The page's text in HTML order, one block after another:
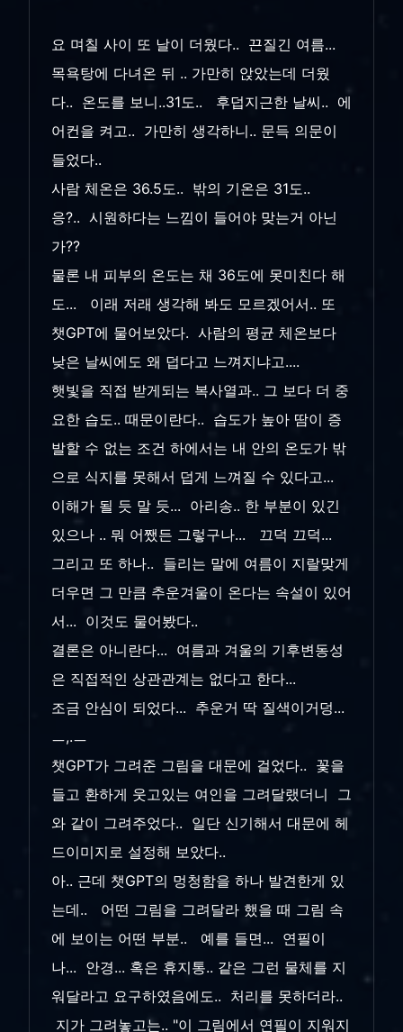
요 며칠 사이 또 날이 더웠다.. 끈질긴 여름...
목욕탕에 다녀온 뒤 .. 가만히 앉았는데 더웠
다.. 온도를 보니..31도.. 후덥지근한 날씨.. 에
어컨을 켜고.. 가만히 생각하니.. 문득 의문이
들었다..
사람 체온은 36.5도.. 밖의 기온은 31도..
응?.. 시원하다는 느낌이 들어야 맞는거 아닌
가??
물론 내 피부의 온도는 채 36도에 못미친다 해
도... 이래 저래 생각해 봐도 모르겠어서.. 또
챗GPT에 물어보았다. 사람의 평균 체온보다
낮은 날씨에도 왜 덥다고 느껴지냐고....
햇빛을 직접 받게되는 복사열과.. 그 보다 더 중
요한 습도.. 때문이란다.. 습도가 높아 땀이 증
발할 수 없는 조건 하에서는 내 안의 온도가 밖
으로 식지를 못해서 덥게 느껴질 수 있다고...
이해가 될 듯 말 듯... 아리송.. 한 부분이 있긴
있으나 .. 뭐 어쨌든 그렇구나... 끄덕 끄덕...
그리고 또 하나.. 들리는 말에 여름이 지랄맞게
더우면 그 만큼 추운겨울이 온다는 속설이 있어
서... 이것도 물어봤다..
결론은 아니란다... 여름과 겨울의 기후변동성
은 직접적인 상관관계는 없다고 한다...
조금 안심이 되었다... 추운거 딱 질색이거덩...
ㅡ,.ㅡ
챗GPT가 그려준 그림을 대문에 걸었다.. 꽃을
들고 환하게 웃고있는 여인을 그려달랬더니 그
와 같이 그려주었다.. 일단 신기해서 대문에 헤
드이미지로 설정해 보았다..
아.. 근데 챗GPT의 멍청함을 하나 발견한게 있
는데.. 어떤 그림을 그려달라 했을 때 그림 속
에 보이는 어떤 부분.. 예를 들면... 연필이
나... 안경... 혹은 휴지통.. 같은 그런 물체를 지
워달라고 요구하였음에도.. 처리를 못하더라..
지가 그려놓고는.. "이 그림에서 연필이 지워지